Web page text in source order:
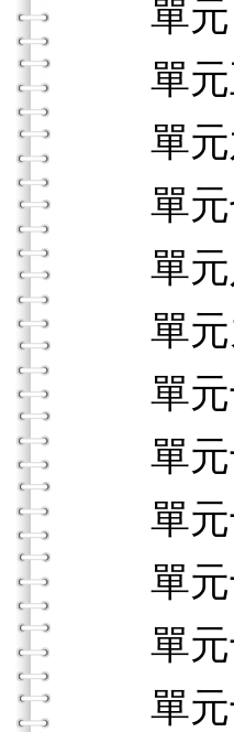
單元
單元
單元
單元
單元
單元
單元
單元
單元
單元
單元
單元